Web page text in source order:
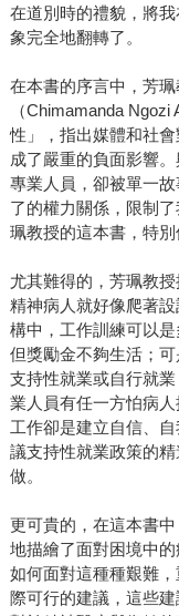
在道別時的禮貌，將
象完全地翻轉了。
在本書的序言中，芳
（Chimamanda
性」，指出媒體和社
成了嚴重的負面影響
專業人員，卻被單一
了的權力關係，限制
珮教授的這本書，特別
尤其難得的，芳珮教
精神病人就好像爬著
構中，工作訓練可以
但獎勵金不夠生活；
支持性就業或自行就
業人員有任一方怕病
工作卻是建立自信、
議支持性就業政策的
做。
更可貴的，在這本書
地描繪了面對困境中
如何面對這種種艱難
際可行的建議，這些